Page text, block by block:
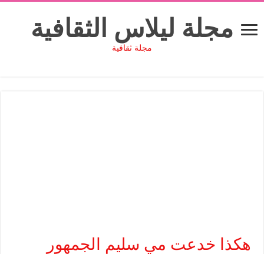
مجلة ليلاس الثقافية
مجلة ثقافية
هكذا خدعت مي سليم الجمهور